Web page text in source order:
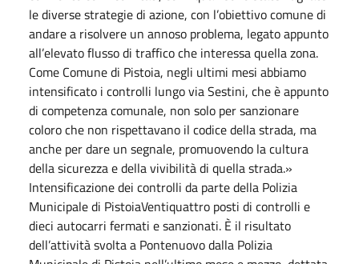
le diverse strategie di azione, con l’obiettivo comune di
andare a risolvere un annoso problema, legato appunto
all’elevato flusso di traffico che interessa quella zona.
Come Comune di Pistoia, negli ultimi mesi abbiamo
intensificato i controlli lungo via Sestini, che è appunto
di competenza comunale, non solo per sanzionare
coloro che non rispettavano il codice della strada, ma
anche per dare un segnale, promuovendo la cultura
della sicurezza e della vivibilità di quella strada.»
Intensificazione dei controlli da parte della Polizia
Municipale di PistoiaVentiquattro posti di controlli e
dieci autocarri fermati e sanzionati. È il risultato
dell’attività svolta a Pontenuovo dalla Polizia